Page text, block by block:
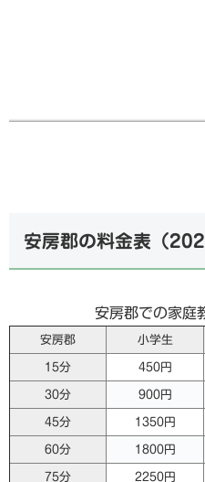
安房郡の料金表（
安房郡での家庭
安房郡 小学生
15分 450円
30分 900円
45分 1350円
60分 1800円
75分 2250円